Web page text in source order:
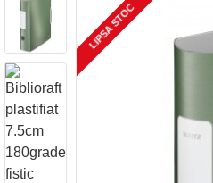
LIPSA STOC